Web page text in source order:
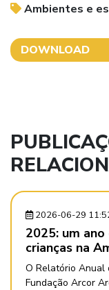
Ambientes e
DOWNLOAD
2026-06-29
2025: um
crianças na
O Relatório Anual
Fundação Arcor